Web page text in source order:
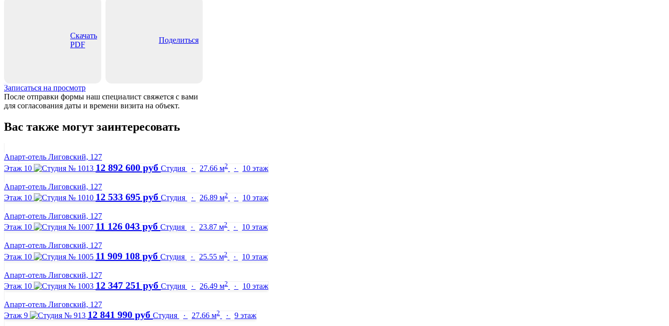
Скачать
PDF
Поделиться
Записаться на просмотр
После отправки формы наш специалист свяжется с вами
для согласования даты и времени визита на объект.
Вас также могут заинтересовать
Апарт-отель Лиговский, 127
Этаж 10
12 892 600 руб Студия · 27.66 м2 · 10 этаж
Апарт-отель Лиговский, 127
Этаж 10
12 533 695 руб Студия · 26.89 м2 · 10 этаж
Апарт-отель Лиговский, 127
Этаж 10
11 126 043 руб Студия · 23.87 м2 · 10 этаж
Апарт-отель Лиговский, 127
Этаж 10
11 909 108 руб Студия · 25.55 м2 · 10 этаж
Апарт-отель Лиговский, 127
Этаж 10
12 347 251 руб Студия · 26.49 м2 · 10 этаж
Апарт-отель Лиговский, 127
Этаж 9
12 841 990 руб Студия · 27.66 м2 · 9 этаж